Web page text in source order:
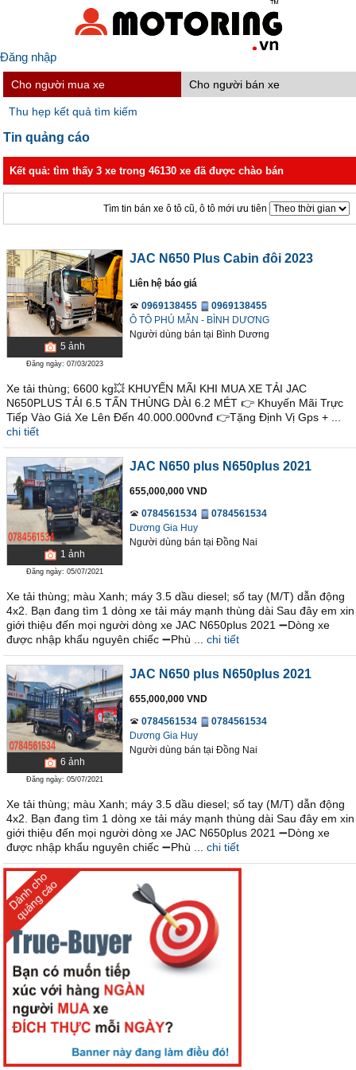
Đăng nhập
Cho người mua xe Cho người bán xe
Thu hẹp kết quả tìm kiếm
Tin quảng cáo
Kết quả: tìm thấy 3 xe trong 46130 xe đã được chào bán
Tìm tin bán xe ô tô cũ, ô tô mới ưu tiên
5 ảnh
Đăng ngày: 07/03/2023
JAC N650 Plus Cabin đôi 2023
Liên hệ báo giá
0969138455
0969138455
Ô TÔ PHÚ MẪN - BÌNH DƯƠNG
Người dùng bán tại Bình Dương
Xe tải thùng; 6600 kg💥 KHUYẾN MÃI KHI MUA XE TẢI JAC
N650PLUS TẢI 6.5 TẤN THÙNG DÀI 6.2 MÉT 👉 Khuyến Mãi Trực
Tiếp Vào Giá Xe Lên Đến 40.000.000vnđ 👉Tặng Định Vị Gps + ...
chi tiết
1 ảnh
Đăng ngày: 05/07/2021
JAC N650 plus N650plus 2021
655,000,000 VND
0784561534
0784561534
Dương Gia Huy
Người dùng bán tại Ðồng Nai
Xe tải thùng; màu Xanh; máy 3.5 dầu diesel; số tay (M/T) dẫn động
4x2. Bạn đang tìm 1 dòng xe tải máy mạnh thùng dài Sau đây em xin
giới thiệu đến mọi người dòng xe JAC N650plus 2021 ➖Dòng xe
được nhập khẩu nguyên chiếc ➖Phù ...
chi tiết
6 ảnh
Đăng ngày: 05/07/2021
JAC N650 plus N650plus 2021
655,000,000 VND
0784561534
0784561534
Dương Gia Huy
Người dùng bán tại Ðồng Nai
Xe tải thùng; màu Xanh; máy 3.5 dầu diesel; số tay (M/T) dẫn động
4x2. Bạn đang tìm 1 dòng xe tải máy mạnh thùng dài Sau đây em xin
giới thiệu đến mọi người dòng xe JAC N650plus 2021 ➖Dòng xe
được nhập khẩu nguyên chiếc ➖Phù ...
chi tiết